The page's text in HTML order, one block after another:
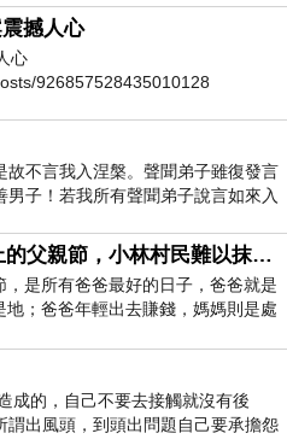
撼人心
心
926857528435010128
不言我入涅槃。聲聞弟子雖復發言
子！若我所有聲聞弟子說言如來入
八八風災上的父親節，小林村民難以抹滅的痛
，是所有爸爸最好的日子，爸爸就是
地；爸爸年輕出去賺錢，媽媽則是處
分高低貴賤，只有人品才
成的，自己不要去接觸就沒有後
出風頭，到頭出問題自己要承擔怨